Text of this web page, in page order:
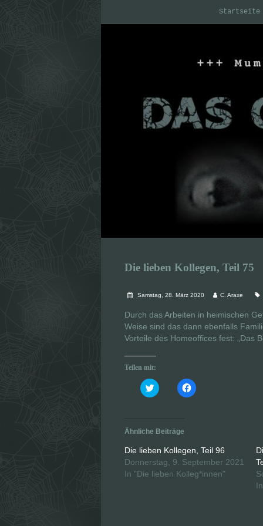
Startseite
Die lieben Kollegen, Teil 75
Samstag, 28. März 2020 C. Araxe
Durch das Arbeiten in heimischen
Weise sind das dann ebenfalls
Vorteile des Homeoffices fest: „Das
Teilen mit:
K
l
u
m
b
e
r
T
w
K
l
u
f
F
a
c
Ähnliche Beiträge
Die lieben Kollegen, Teil 96
Donnerstag, 9. September 2021
In "Die lieben Kolleg*innen"